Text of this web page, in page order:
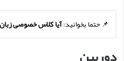
📌 حتما بخوانید:آیا کلاس خصوصی